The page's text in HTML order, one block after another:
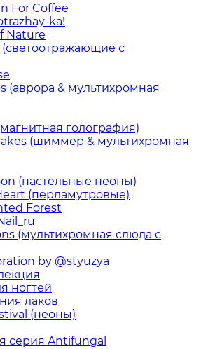
For Coffee
ka!
Nature
(светоотражающие с
(аврора & мультихромная
голография)
(шиммер & мультихромная
(пастельные неоны)
(перламутровые)
Forest
(мультихромная слюда с
by @styuzya
ногтей
лаков
(неоны)
серия Antifungal